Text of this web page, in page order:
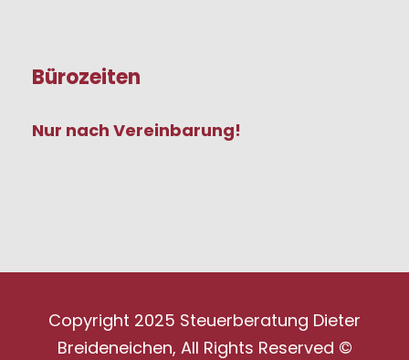
Bürozeiten
Nur nach Vereinbarung!
Copyright 2025 Steuerberatung Dieter
Breideneichen, All Rights Reserved ©